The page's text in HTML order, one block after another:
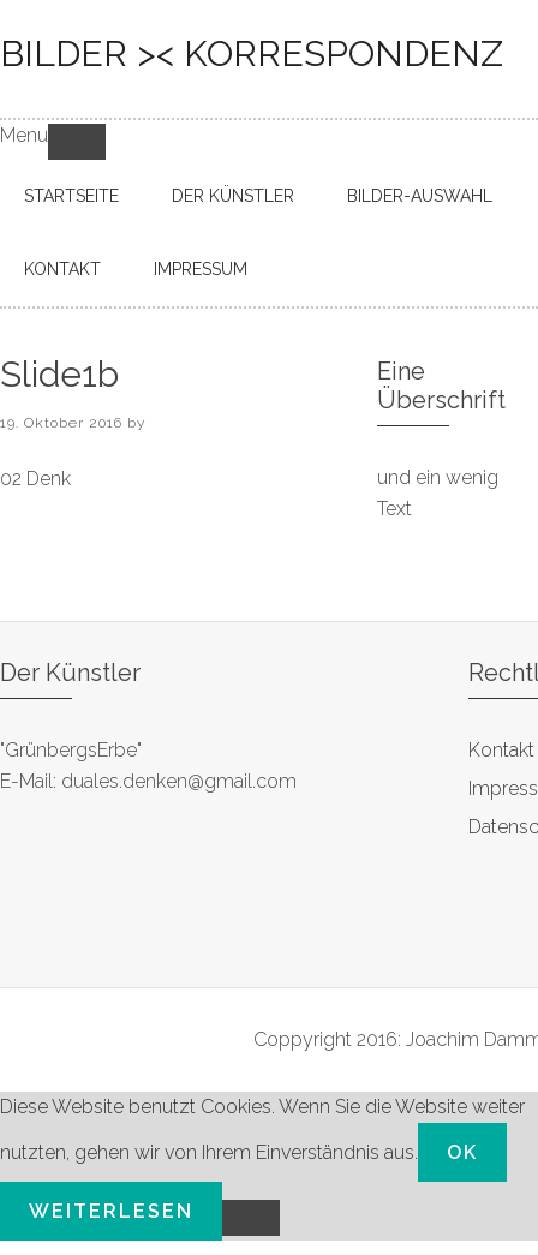
BILDER >< KORRESPONDENZ
Menu
STARTSEITE DER KÜNSTLER BILDER-AUSWAHL
KONTAKT IMPRESSUM
Slide1b
19. Oktober 2016 by
02 Denk
Eine
Überschrift
und ein wenig
Text
Der Künstler
"GrünbergsErbe"
E-Mail: duales.denken@gmail.com
Kontakt
Coppyright 2016: Joachim
Diese Website benutzt Cookies. Wenn Sie die Website weiter
nutzten, gehen wir von Ihrem Einverständnis aus.
OK
WEITERLESEN